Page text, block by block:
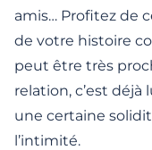
amis… Profitez de
de votre histoire
peut être très
relation, c’est
une certaine
l’intimité.